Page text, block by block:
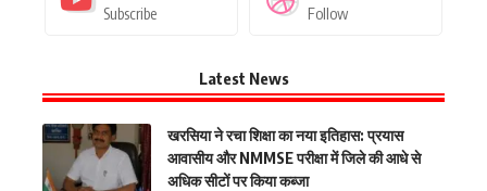
Subscribe Follow
Latest News
खरसिया ने रचा शिक्षा का नया इतिहास: प्रयास
आवासीय और NMMSE परीक्षा में जिले की आधे से
अधिक सीटों पर किया कब्जा